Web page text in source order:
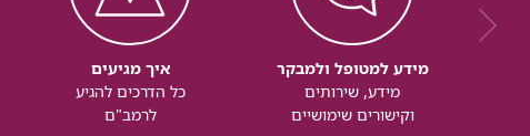
מידע למטופל ולמבקר
מידע, שירותים
וקישורים שימושיים
איך מגיעים
כל הדרכים להגיע
לרמב"ם